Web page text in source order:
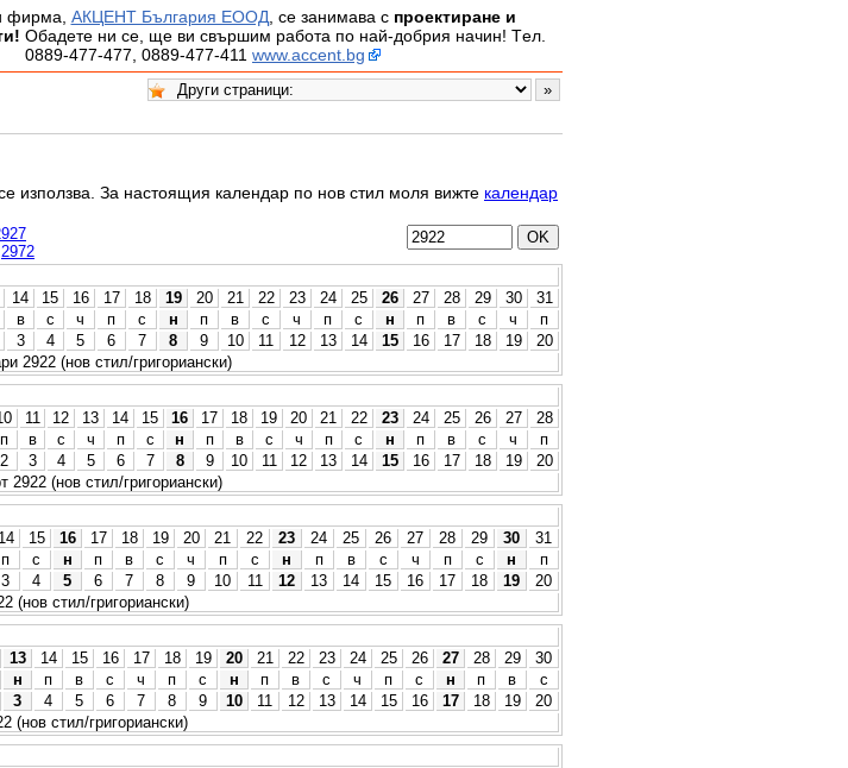
фирма, АКЦЕНТ България ЕООД, се занимава с проектиране и
Обадете ни се, ще ви свършим работа по най-добрия начин! Tел.
0889-477-477, 0889-477-411 www.accent.bg
използва. За настоящия календар по нов стил моля вижте календар
2972
14 15 16 17 18 19 20 21 22 23 24 25 26 27 28 29 30
31
в с ч п с н п в с ч п с н п в с ч
п
3 4 5 6 7 8 9 10 11 12 13 14 15 16 17 18 19
20
2922 (нов стил/григориански)
11 12 13 14 15 16 17 18 19 20 21 22 23 24 25 26 27
28
п в с ч п с н п в с ч п с н п в с ч
п
2 3 4 5 6 7 8 9 10 11 12 13 14 15 16 17 18 19
20
2922 (нов стил/григориански)
14 15 16 17 18 19 20 21 22 23 24 25 26 27 28 29 30
31
п с н п в с ч п с н п в с ч п с н
п
3 4 5 6 7 8 9 10 11 12 13 14 15 16 17 18 19
20
(нов стил/григориански)
13 14 15 16 17 18 19 20 21 22 23 24 25 26 27 28 29
30
н п в с ч п с н п в с ч п с н п в
с
3 4 5 6 7 8 9 10 11 12 13 14 15 16 17 18 19
20
(нов стил/григориански)